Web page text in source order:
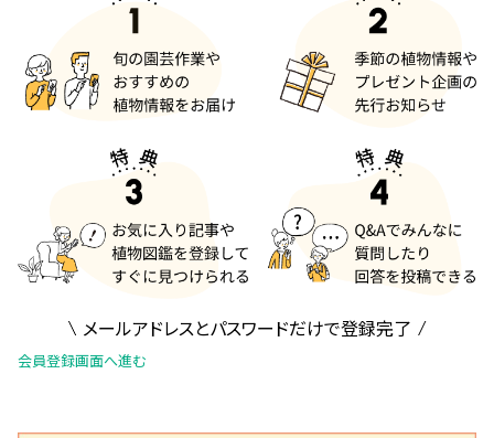
メールアドレスとパスワードだけで登録完了
会員登録画面へ進む